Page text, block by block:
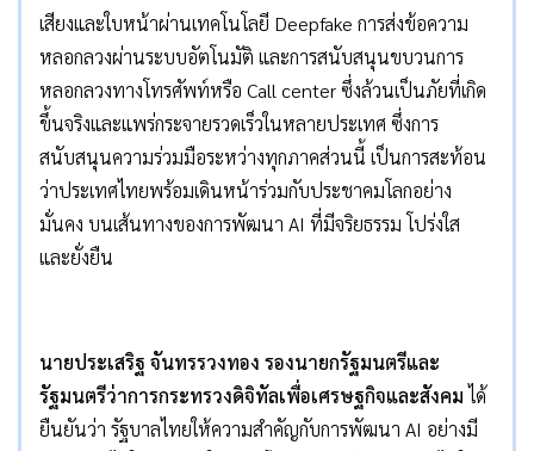
เสียงและใบหน้าผ่านเทคโนโลยี Deepfake การส่งข้อความ
หลอกลวงผ่านระบบอัตโนมัติ และการสนับสนุนขบวนการ
หลอกลวงทางโทรศัพท์หรือ Call center ซึ่งล้วนเป็นภัยที่เกิด
ขึ้นจริงและแพร่กระจายรวดเร็วในหลายประเทศ ซึ่งการ
สนับสนุนความร่วมมือระหว่างทุกภาคส่วนนี้ เป็นการสะท้อน
ว่าประเทศไทยพร้อมเดินหน้าร่วมกับประชาคมโลกอย่าง
มั่นคง บนเส้นทางของการพัฒนา AI ที่มีจริยธรรม โปร่งใส
และยั่งยืน
นายประเสริฐ จันทรรวงทอง รองนายกรัฐมนตรีและ
รัฐมนตรีว่าการกระทรวงดิจิทัลเพื่อเศรษฐกิจและสังคมได้
ยืนยันว่า รัฐบาลไทยให้ความสำคัญกับการพัฒนา AI อย่างมี